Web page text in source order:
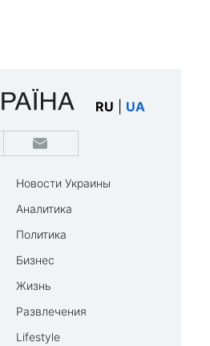
RU UA
Новости Украины
Аналитика
Политика
Бизнес
Жизнь
Развлечения
Lifestyle